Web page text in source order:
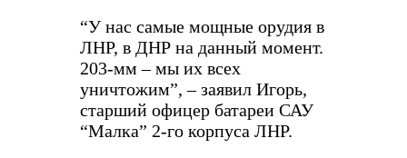
“У нас самые мощные орудия в
ЛНР, в ДНР на данный момент.
203-мм – мы их всех
уничтожим”, – заявил Игорь,
старший офицер батареи САУ
“Малка” 2-го корпуса ЛНР.